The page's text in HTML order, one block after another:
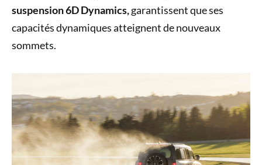
suspension 6D Dynamics,garantissent que ses
capacités dynamiques atteignent de nouveaux
sommets.